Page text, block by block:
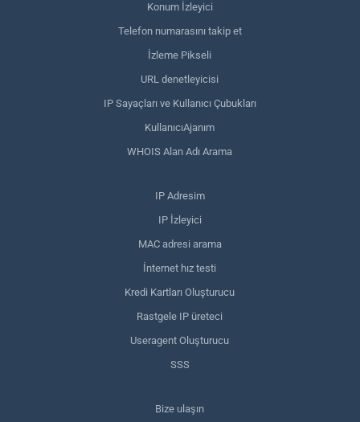
Konum İzleyici
Telefon numarasını takip et
İzleme Pikseli
URL denetleyicisi
IP Sayaçları ve Kullanıcı Çubukları
KullanıcıAjanım
WHOIS Alan Adı Arama
IP Adresim
IP İzleyici
MAC adresi arama
İnternet hız testi
Kredi Kartları Oluşturucu
Rastgele IP üreteci
Useragent Oluşturucu
SSS
Bize ulaşın